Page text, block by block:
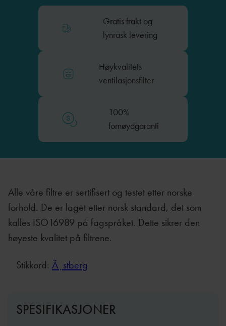
Gratis frakt og
lynrask levering
Høykvalitets
ventilasjonsfilter
100%
fornøydgaranti
Alle våre filtre er sertifisert og testet etter norske
forhold. De er laget etter norsk standard, det som
kalles ISO16989 på fagspråket. Dette sikrer den
høyeste kvalitet på filtrene.
Stikkord: Ã¸stberg
SPESIFIKASJONER